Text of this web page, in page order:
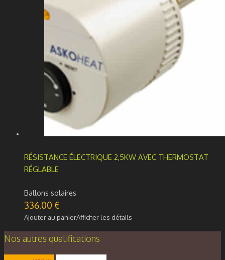
RÉSISTANCE ÉLECTRIQUE 2,5KW AVEC THERMOSTAT
RÉGLABLE
Ballons solaires
336.00 €
Ajouter au panierAfficher les détails
Nos autres qualifications